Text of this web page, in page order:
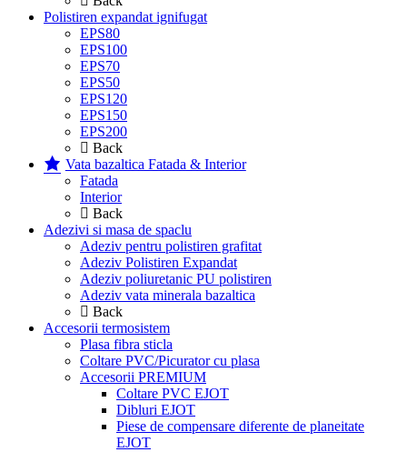
Polistiren expandat ignifugat
EPS80
EPS100
EPS70
EPS50
EPS120
EPS150
EPS200
Back
Vata bazaltica Fatada & Interior
Fatada
Interior
Back
Adezivi si masa de spaclu
Adeziv pentru polistiren grafitat
Adeziv Polistiren Expandat
Adeziv poliuretanic PU polistiren
Adeziv vata minerala bazaltica
Back
Accesorii termosistem
Plasa fibra sticla
Coltare PVC/Picurator cu plasa
Accesorii PREMIUM
Coltare PVC EJOT
Dibluri EJOT
Piese de compensare diferente de planeitate
EJOT